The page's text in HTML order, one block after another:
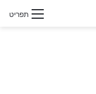
תפריט